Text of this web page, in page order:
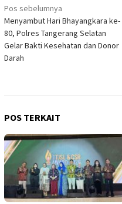
Navigasi
pos
Pos sebelumnya
Menyambut Hari Bhayangkara ke-
80, Polres Tangerang Selatan
Gelar Bakti Kesehatan dan Donor
Darah
POS TERKAIT